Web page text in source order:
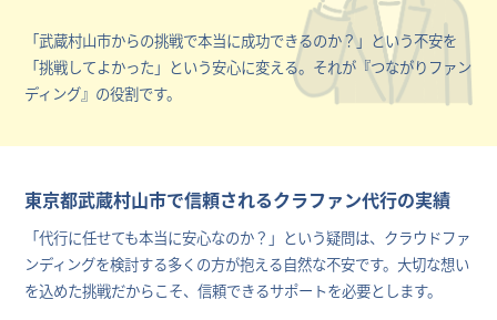
「武蔵村山市からの挑戦で本当に成功できるのか？」という不安を
「挑戦してよかった」という安心に変える。それが『つながりファン
ディング』の役割です。
東京都武蔵村山市で信頼されるクラファン代行の実績
「代行に任せても本当に安心なのか？」という疑問は、クラウドファ
ンディングを検討する多くの方が抱える自然な不安です。大切な想い
を込めた挑戦だからこそ、信頼できるサポートを必要とします。